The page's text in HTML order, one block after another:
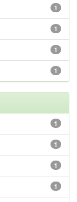
1
1
1
1
1
1
1
1